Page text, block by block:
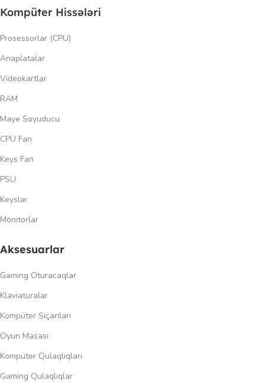
Kompüter Hissələri
Prosessorlar (CPU)
Anaplatalar
Videokartlar
RAM
Maye Soyuducu
CPU Fan
Keys Fan
PSU
Keyslər
Monitorlar
Aksesuarlar
Gaming Oturacaqlar
Klaviaturalar
Kompüter Siçanları
Oyun Masası
Kompüter Qulaqlıqları
Gaming Qulaqlıqlar